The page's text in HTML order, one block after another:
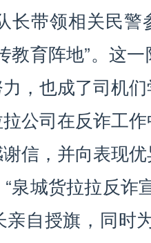
长带领相关民警
教育阵地”。这
，也成了司机
公司在反诈工
信，并向表现
泉城货拉拉反诈
自授旗，同时